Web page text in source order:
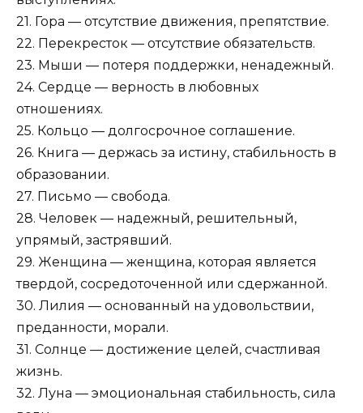
21. Гора — отсутствие движения, препятствие.
22. Перекресток — отсутствие обязательств.
23. Мыши — потеря поддержки, ненадежный.
24. Сердце — верность в любовных
отношениях.
25. Кольцо — долгосрочное соглашение.
26. Книга — держась за истину, стабильность в
образовании.
27. Письмо — свобода.
28. Человек — надежный, решительный,
упрямый, застрявший.
29. Женщина — женщина, которая является
твердой, сосредоточенной или сдержанной.
30. Лилия — основанный на удовольствии,
преданности, морали.
31. Солнце — достижение целей, счастливая
жизнь.
32. Луна — эмоциональная стабильность, сила